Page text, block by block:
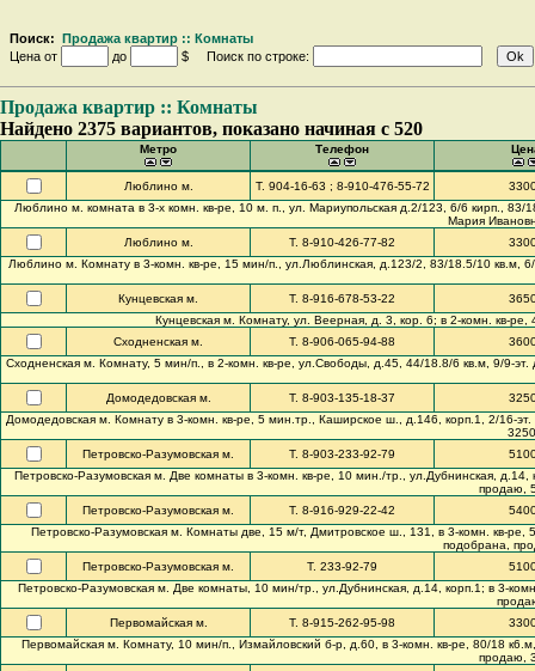
Поиск: Продажа квартир :: Комнаты
Цена от
до $ Поиск по строке:
Продажа квартир :: Комнаты
Найдено 2375 вариантов, показано начиная с 520
Метро Телефон
Люблино м. Т. 904-16-63 ; 8-910-476-55-72
Люблино м. комната в 3-х комн. кв-ре, 10 м. п., ул. Мариупольская д.2/123, 6/6 кирп.,
Мария
Люблино м.
Т. 8-910-426-77-82
Люблино м. Комнату в 3-комн. кв-ре, 15 мин/п., ул.Люблинская, д.123/2, 83/18.5/10 кв.м,
Кунцевская м. Т. 8-916-678-53-22
Кунцевская м. Комнату, ул. Веерная, д. 3, кор. 6; в 2-комн. кв-
Сходненская м.
Т. 8-906-065-94-88
Сходненская м. Комнату, 5 мин/п., в 2-комн. кв-ре, ул.Свободы, д.45, 44/18.8/6 кв.м, 9/9-
Домодедовская м. Т. 8-903-135-18-37
Домодедовская м. Комнату в 3-комн. кв-ре, 5 мин.тр., Каширское ш., д.146, корп.1, 2/16-
Петровско-Разумовская м.
Т. 8-903-233-92-79
Петровско-Разумовская м. Две комнаты в 3-комн. кв-ре, 10 мин./тр., ул.Дубнинская,
продаю,
Петровско-Разумовская м.
Т. 8-916-929-22-42
Петровско-Разумовская м. Комнаты две, 15 м/т, Дмитровское ш., 131, в 3-комн. кв-ре,
подобрана,
Петровско-Разумовская м.
Т. 233-92-79
Петровско-Разумовская м. Две комнаты, 10 мин/тр., ул.Дубнинская, д.14, корп.1; в 3-
Первомайская м.
Т. 8-915-262-95-98
Первомайская м. Комнату, 10 мин/п., Измайловский б-р, д.60, в 3-комн. кв-ре, 80/18
продаю,